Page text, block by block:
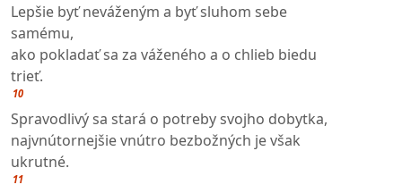
Lepšie byť neváženým a byť sluhom sebe
samému,
ako pokladať sa za váženého a o chlieb biedu
trieť.
10
Spravodlivý sa stará o potreby svojho dobytka,
najvnútornejšie vnútro bezbožných je však
ukrutné.
11